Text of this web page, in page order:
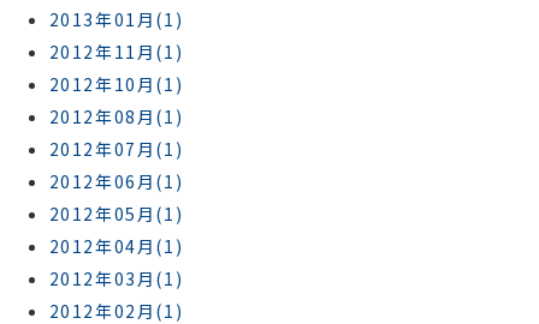
2013年01月(1)
2012年11月(1)
2012年10月(1)
2012年08月(1)
2012年07月(1)
2012年06月(1)
2012年05月(1)
2012年04月(1)
2012年03月(1)
2012年02月(1)